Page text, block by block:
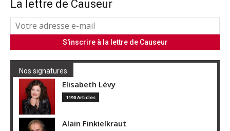
La lettre de Causeur
Nos signatures
Elisabeth Lévy
1190 Articles
Alain Finkielkraut